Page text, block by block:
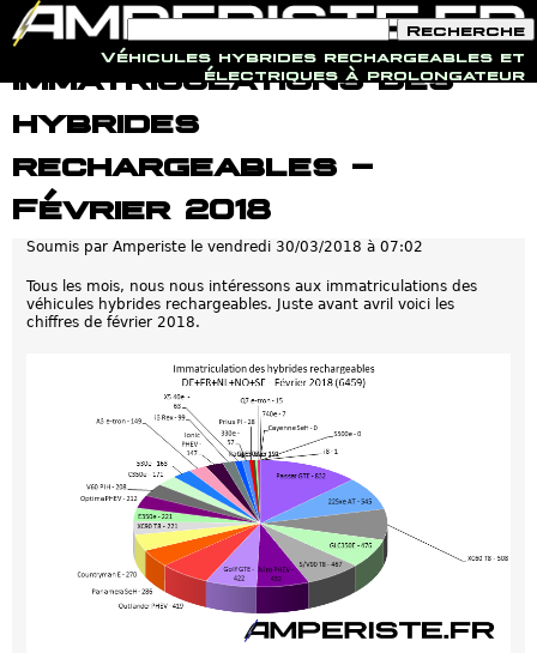
Jump to navigation
Véhicules hybrides rechargeables et
électriques à prolongateur
o
r
m
l
a
r
d
e
r
c
h
e
r
e
c
r
c
e
Immatriculations des
hybrides
rechargeables -
Février 2018
Soumis par Amperiste le vendredi 30/03/2018 à 07:02
Tous les mois, nous nous intéressons aux immatriculations des
véhicules hybrides rechargeables. Juste avant avril voici les
chiffres de février 2018.